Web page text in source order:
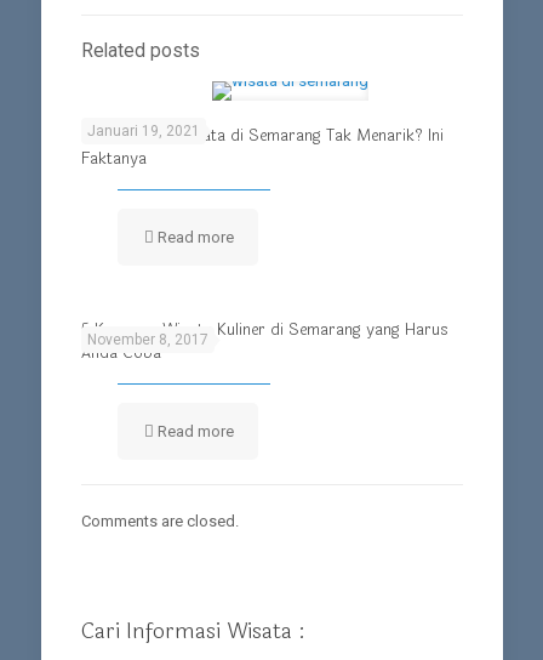
Related posts
Januari 19, 2021
Siapa Bilang Wisata di Semarang Tak Menarik? Ini
Faktanya
Read more
November 8, 2017
5 Kawasan Wisata Kuliner di Semarang yang Harus
Anda Coba
Read more
Comments are closed.
Cari Informasi Wisata :